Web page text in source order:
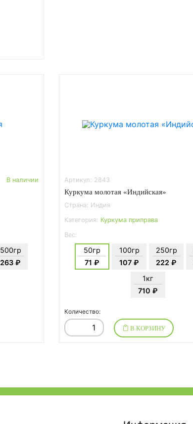
В наличии
500гр
263 ₽
Артикул: 2843
Куркума молотая «Индийская»
Страна: Индия
Категория: Куркума приправа
Вес:
50гр
71 ₽
100гр
107 ₽
250гр
222 ₽
1кг
710 ₽
Количество:
В КОРЗИНУ